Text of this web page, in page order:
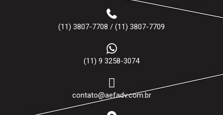
(11) 3807-7708 / (11) 3807-7709
(11) 9 3258-3074
contato@aefadv.com.br